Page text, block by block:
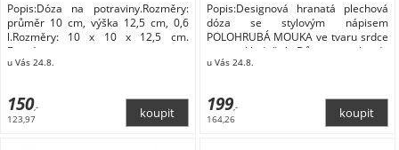
Popis:Dóza na potraviny.Rozměry:
průměr 10 cm, výška 12,5 cm, 0,6
l.Rozměry: 10 x 10 x 12,5 cm.
Domácnost
u Vás 24.8.
150,-
123,97
Popis:Designová hranatá plechová
dóza se stylovým nápisem
POLOHRUBÁ MOUKA ve tvaru srdce
pro uskladnění Dům a zahrada
Domácnost Doplňky do kuchyně
u Vás 24.8.
199,-
164,26